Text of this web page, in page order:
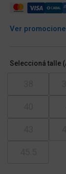
Ver
Seleccioná talle